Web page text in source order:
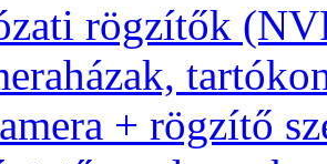
rögzítők
+ rögzítő